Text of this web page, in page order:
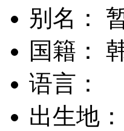
别名：
国籍：
语言：
出生地：